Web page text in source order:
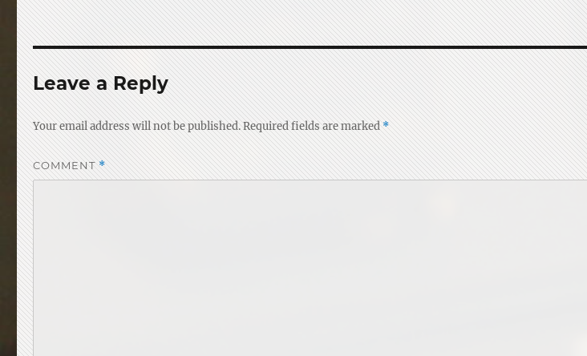
Leave a Reply
Your email address will not be published.Required fields are marked*
COMMENT*